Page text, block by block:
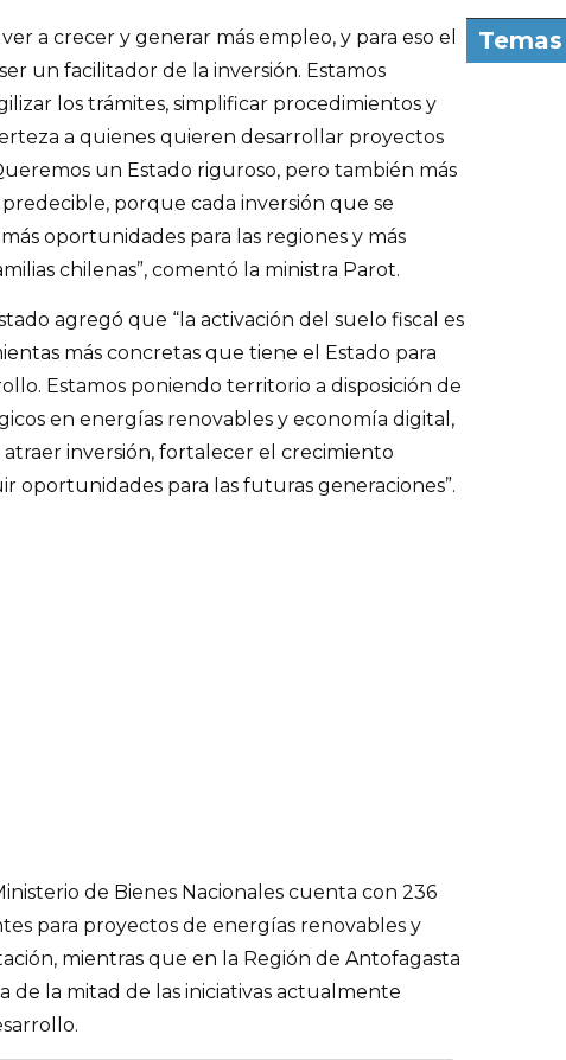
a crecer y generar más empleo, y para eso el
un facilitador de la inversión. Estamos
los trámites, simplificar procedimientos y
a quienes quieren desarrollar proyectos
un Estado riguroso, pero también más
porque cada inversión que se
oportunidades para las regiones y más
chilenas”, comentó la ministra Parot.
agregó que “la activación del suelo fiscal es
más concretas que tiene el Estado para
Estamos poniendo territorio a disposición de
en energías renovables y economía digital,
inversión, fortalecer el crecimiento
oportunidades para las futuras generaciones”.
de Bienes Nacionales cuenta con 236
para proyectos de energías renovables y
mientras que en la Región de Antofagasta
de la mitad de las iniciativas actualmente